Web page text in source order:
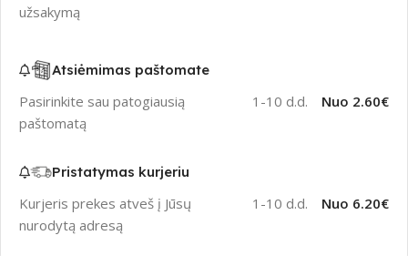
užsakymą
Atsiėmimas paštomate
Pasirinkite sau patogiausią
paštomatą
1-10 d.d. Nuo 2.60€
Pristatymas kurjeriu
Kurjeris prekes atveš į Jūsų
nurodytą adresą
1-10 d.d. Nuo 6.20€